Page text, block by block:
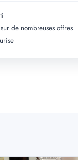
de nombreuses offres